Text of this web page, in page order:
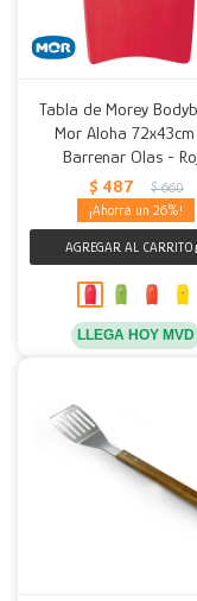
Tabla de Morey
Mor Aloha
Barrenar Olas -
$ 487 $ 660
26
LLEGA HOY MVD